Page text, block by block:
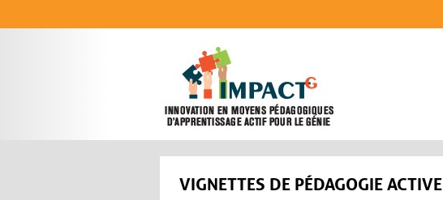
VIGNETTES DE PÉDAGOGIE ACTIVE